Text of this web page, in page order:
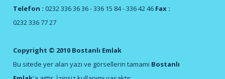
Telefon : 0232 336 36 36 - 336 15 84 - 336 42 46 Fax :
0232 336 77 27
Copyright © 2010 Bostanlı Emlak
Bu sitede yer alan yazı ve görsellerin tamamı Bostanlı